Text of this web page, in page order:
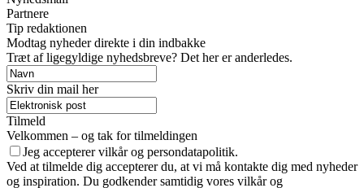
Partnere
Tip redaktionen
Modtag nyheder direkte i din indbakke
Træt af ligegyldige nyhedsbreve? Det her er anderledes.
Skriv din mail her
Tilmeld
Velkommen – og tak for tilmeldingen
Jeg accepterer vilkår og persondatapolitik.
Ved at tilmelde dig accepterer du, at vi må kontakte dig med nyheder
og inspiration. Du godkender samtidig vores vilkår og